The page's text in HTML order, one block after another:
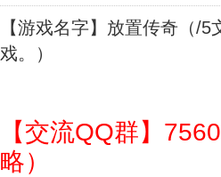
【游戏名字】放置传奇（/
戏。）
【交流QQ群】
略）